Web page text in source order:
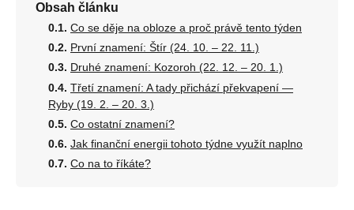
Obsah článku
Co se děje na obloze a proč právě tento týden
První znamení: Štír (24. 10. – 22. 11.)
Druhé znamení: Kozoroh (22. 12. – 20. 1.)
Třetí znamení: A tady přichází překvapení —
Ryby (19. 2. – 20. 3.)
Co ostatní znamení?
Jak finanční energii tohoto týdne využít naplno
Co na to říkáte?